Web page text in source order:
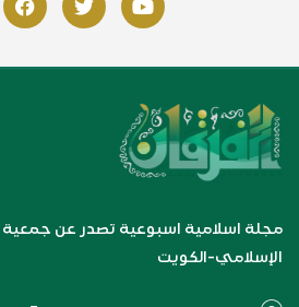
مجلة اسلامية اسبوعية تصدر عن جمعية
الإسلامي-الكويت